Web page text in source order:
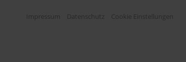
Impressum Datenschutz Cookie Einstellungen